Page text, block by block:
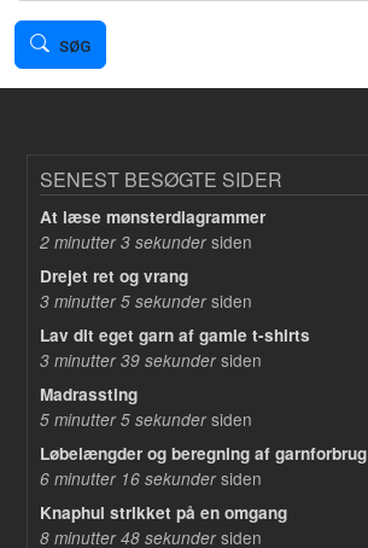
SØG
SENEST BESØGTE SIDER
At læse mønsterdiagrammer
2 minutter 3 sekundersiden
Drejet ret og vrang
3 minutter 5 sekundersiden
Lav dit eget garn af gamle t-shirts
3 minutter 39 sekundersiden
Madrassting
5 minutter 5 sekundersiden
Løbelængder og beregning af garnforbrug
6 minutter 16 sekundersiden
Knaphul strikket på en omgang
8 minutter 48 sekundersiden